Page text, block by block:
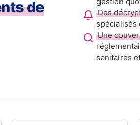
de
Des
spécialisés
Une
sanitaires